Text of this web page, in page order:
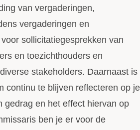
van vergaderingen,
vergaderingen en
sollicitatiegesprekken van
en toezichthouders en
stakeholders. Daarnaast is
continu te blijven reflecteren op je
gedrag en het effect hiervan op
ben je er voor de